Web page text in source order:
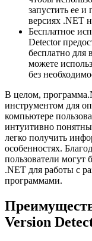
запустить ее
версиях .NET
Бесплатное
Detector
бесплатно для
можете
без
В целом,
инструментом для
компьютере
интуитивно
легко получить
особенностях.
пользователи
.NET для работы с
программами.
Version